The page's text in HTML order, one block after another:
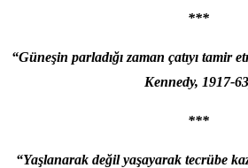
***
“Güneşin parladığı zaman çatıyı tamir
Kennedy, 1917-
***
“Yaşlanarak değil yaşayarak tecrübe